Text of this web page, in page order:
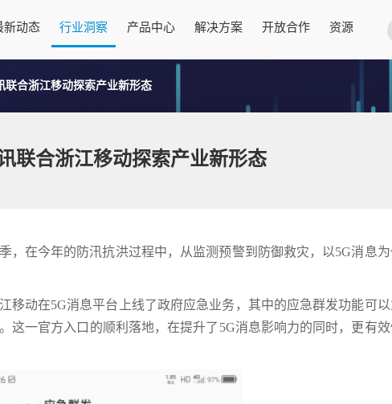
新动态 行业洞察 产品中心 解决方案 开放合作 资源
联合浙江移动探索产业新形态
联合浙江移动探索产业新形态
，在今年的防汛抗洪过程中，从监测预警到防御救灾，以5G消息
移动在5G消息平台上线了政府应急业务，其中的应急群发功能可以
这一官方入口的顺利落地，在提升了5G消息影响力的同时，更有效